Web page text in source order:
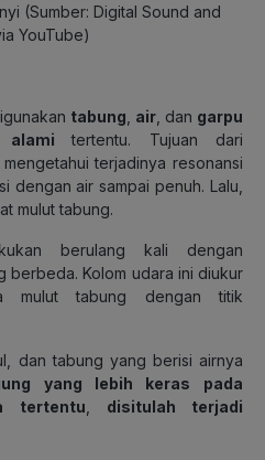
(Sumber: Digital Sound and
YouTube)
tabung air , dan garpu
alamitertentu. Tujuan dari
terjadinya resonansi
dengan air sampai penuh. Lalu,
mulut tabung.
berulang kali dengan
berbeda. Kolom udara ini diukur
mulut tabung dengan titik
dan tabung yang berisi airnya
yang lebih keras
pada
tertentu
disitulah terjadi